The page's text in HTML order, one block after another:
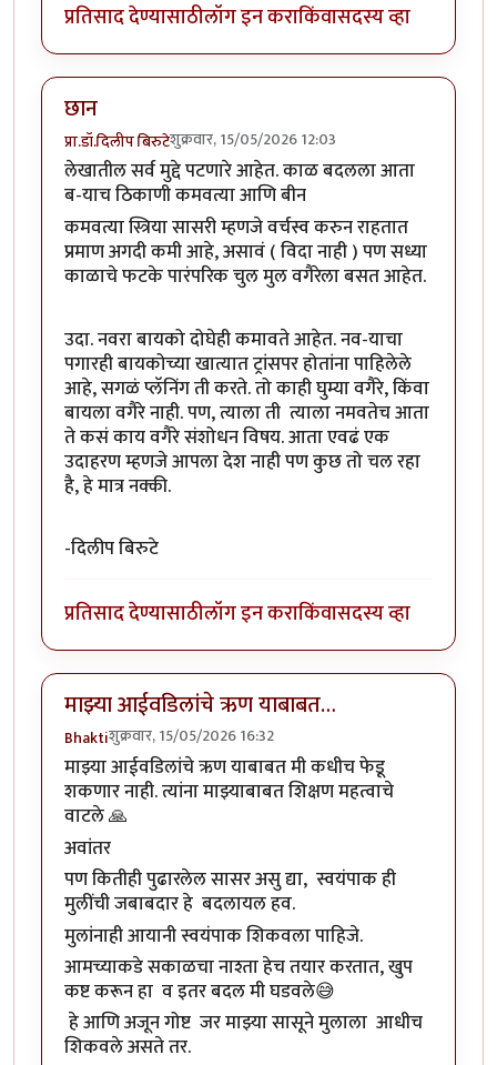
प्रतिसाद देण्यासाठीलॉग इन कराकिंवासदस्य व्हा
छान
प्रा.डॉ.दिलीप बिरुटेशुक्रवार, 15/05/2026 12:03
लेखातील सर्व मुद्दे पटणारे आहेत. काळ बदलला आता
ब-याच ठिकाणी कमवत्या आणि बीन
कमवत्या स्त्रिया सासरी म्हणजे वर्चस्व करुन राहतात
प्रमाण अगदी कमी आहे, असावं ( विदा नाही ) पण सध्या
काळाचे फटके पारंपरिक चुल मुल वगैरेला बसत आहेत.
उदा. नवरा बायको दोघेही कमावते आहेत. नव-याचा
पगारही बायकोच्या खात्यात ट्रांसपर होतांना पाहिलेले
आहे, सगळं प्लॅनिंग ती करते. तो काही घुम्या वगैरे, किंवा
बायला वगैरे नाही. पण, त्याला ती त्याला नमवतेच आता
ते कसं काय वगैरे संशोधन विषय. आता एवढं एक
उदाहरण म्हणजे आपला देश नाही पण कुछ तो चल रहा
है, हे मात्र नक्की.
-दिलीप बिरुटे
प्रतिसाद देण्यासाठीलॉग इन कराकिंवासदस्य व्हा
माझ्या आईवडिलांचे ऋण याबाबत…
Bhaktiशुक्रवार, 15/05/2026 16:32
माझ्या आईवडिलांचे ऋण याबाबत मी कधीच फेडू
शकणार नाही. त्यांना माझ्याबाबत शिक्षण महत्वाचे
वाटले 🙏
अवांतर
पण कितीही पुढारलेल सासर असु द्या, स्वयंपाक ही
मुलींची जबाबदार हे बदलायल हव.
मुलांनाही आयानी स्वयंपाक शिकवला पाहिजे.
आमच्याकडे सकाळचा नाश्ता हेच तयार करतात, खुप
कष्ट करून हा व इतर बदल मी घडवले😅
हे आणि अजून गोष्ट जर माझ्या सासूने मुलाला आधीच
शिकवले असते तर.